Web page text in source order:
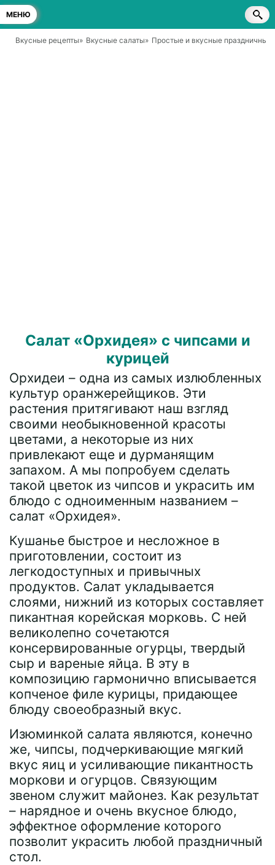
МЕНЮ
Вкусные рецепты» Вкусные салаты» Простые и вкусные праздничные
Салат «Орхидея» с чипсами и
курицей
Орхидеи – одна из самых излюбленных
культур оранжерейщиков. Эти
растения притягивают наш взгляд
своими необыкновенной красоты
цветами, а некоторые из них
привлекают еще и дурманящим
запахом. А мы попробуем сделать
такой цветок из чипсов и украсить им
блюдо с одноименным названием –
салат «Орхидея».
Кушанье быстрое и несложное в
приготовлении, состоит из
легкодоступных и привычных
продуктов. Салат укладывается
слоями, нижний из которых составляет
пикантная корейская морковь. С ней
великолепно сочетаются
консервированные огурцы, твердый
сыр и вареные яйца. В эту в
композицию гармонично вписывается
копченое филе курицы, придающее
блюду своеобразный вкус.
Изюминкой салата являются, конечно
же, чипсы, подчеркивающие мягкий
вкус яиц и усиливающие пикантность
моркови и огурцов. Связующим
звеном служит майонез. Как результат
– нарядное и очень вкусное блюдо,
эффектное оформление которого
позволит украсить любой праздничный
стол.